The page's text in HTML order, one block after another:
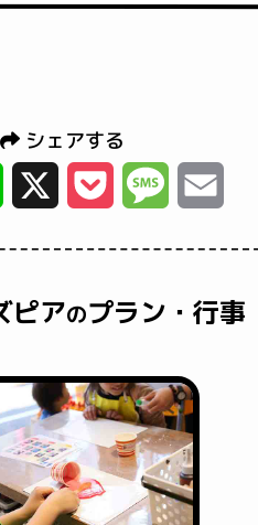
シェアする
Line Pocket Message
ピアのプラン・行事